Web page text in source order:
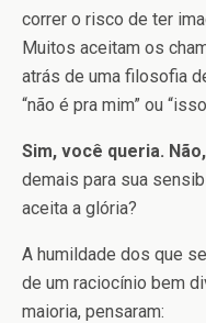
correr o risco de ter
Muitos aceitam os
atrás de uma filosofia
“não é pra mim” ou
Sim, você queria.
demais para sua
aceita a glória?
A humildade dos que
de um raciocínio bem
maioria, pensaram: